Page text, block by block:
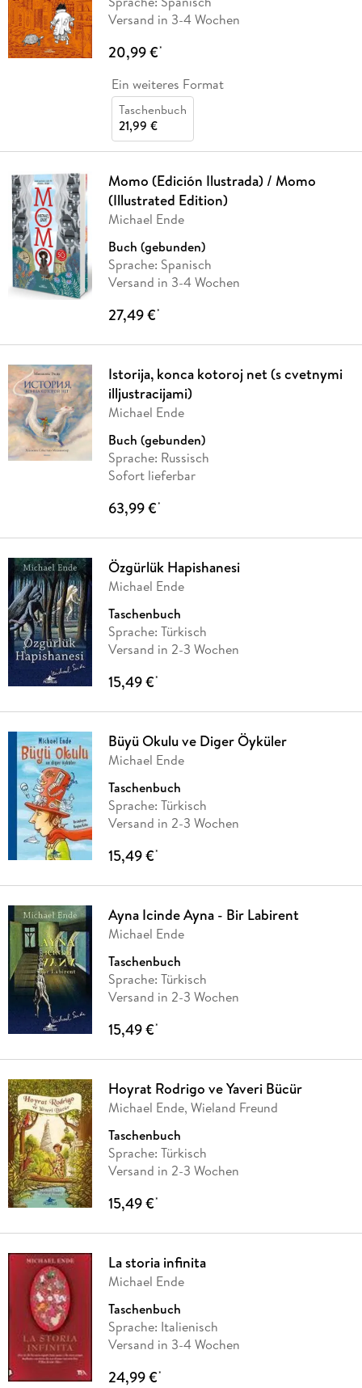
Versand in 3-4 Wochen
20,99 €*
Ein weiteres Format
Taschenbuch
21,99 €
Momo (Edición Ilustrada) / Momo
(Illustrated Edition)
Michael Ende
Buch (gebunden)
Sprache: Spanisch
Versand in 3-4 Wochen
27,49 €*
Istorija, konca kotoroj net (s cvetnymi
illjustracijami)
Michael Ende
Buch (gebunden)
Sprache: Russisch
Sofort lieferbar
63,99 €*
Özgürlük Hapishanesi
Michael Ende
Taschenbuch
Sprache: Türkisch
Versand in 2-3 Wochen
15,49 €*
Büyü Okulu ve Diger Öyküler
Michael Ende
Taschenbuch
Sprache: Türkisch
Versand in 2-3 Wochen
15,49 €*
Ayna Icinde Ayna - Bir Labirent
Michael Ende
Taschenbuch
Sprache: Türkisch
Versand in 2-3 Wochen
15,49 €*
Hoyrat Rodrigo ve Yaveri Bücür
Michael Ende, Wieland Freund
Taschenbuch
Sprache: Türkisch
Versand in 2-3 Wochen
15,49 €*
La storia infinita
Michael Ende
Taschenbuch
Sprache: Italienisch
Versand in 3-4 Wochen
24,99 €*